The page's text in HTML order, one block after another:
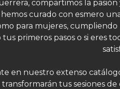
compartimos la
curado con esmero
para mujeres,
tus primeros pasos o si eres
en nuestro extenso
transformarán tus sesiones